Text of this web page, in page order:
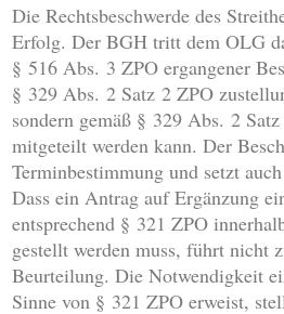
Die Rechtsbeschwerde des
Erfolg. Der BGH tritt dem OLG
§ 516 Abs. 3 ZPO ergangener
§ 329 Abs. 2 Satz 2 ZPO
sondern gemäß § 329 Abs. 2
mitgeteilt werden kann. Der
Terminbestimmung und setzt
Dass ein Antrag auf Ergänzung
entsprechend § 321 ZPO
gestellt werden muss, führt nicht
Beurteilung. Die Notwendigkeit
Sinne von § 321 ZPO erweist,